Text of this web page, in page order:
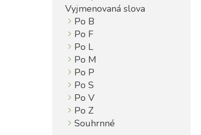
Vyjmenovaná slova
Po B
Po F
Po L
Po M
Po P
Po S
Po V
Po Z
Souhrnné